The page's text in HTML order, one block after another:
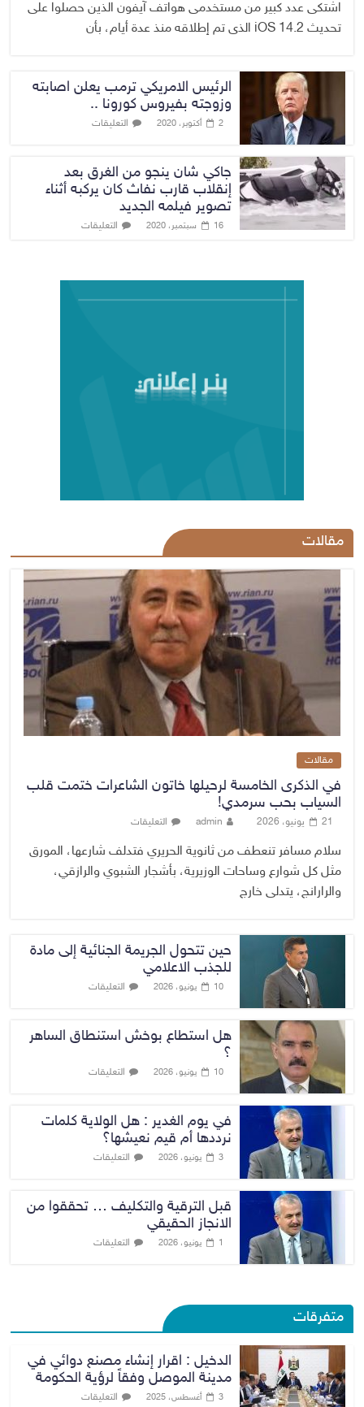
اشتكى عدد كبير من مستخدمى هواتف آيفون الذين حصلوا على
تحديث iOS 14.2 الذى تم إطلاقه منذ عدة أيام، بأن
الرئيس الامريكي ترمب يعلن اصابته
وزوجته بفيروس كورونا ..
2 أكتوبر، 2020 التعليقات
جاكي شان ينجو من الغرق بعد
إنقلاب قارب نفاث كان يركبه أثناء
تصوير فيلمه الجديد
16 سبتمبر، 2020 التعليقات
مقالات
مقالات
في الذكرى الخامسة لرحيلها خاتون الشاعرات ختمت قلب
السياب بحب سرمدي!
21 يونيو، 2026 admin التعليقات
سلام مسافر تنعطف من ثانوية الحريري فتدلف شارعها، المورق
مثل كل شوارع وساحات الوزيرية، بأشجار الشبوي والرازقي،
والرارانج، يتدلى خارج
حين تتحول الجريمة الجنائية إلى مادة
للجذب الاعلامي
10 يونيو، 2026 التعليقات
هل استطاع بوخش استنطاق الساهر
؟
10 يونيو، 2026 التعليقات
في يوم الغدير : هل الولاية كلمات
نرددها أم قيم نعيشها؟
3 يونيو، 2026 التعليقات
قبل الترقية والتكليف … تحققوا من
الانجاز الحقيقي
1 يونيو، 2026 التعليقات
متفرقات
الدخيل : اقرار إنشاء مصنع دوائي في
مدينة الموصل وفقاً لرؤية الحكومة
3 أغسطس، 2025 التعليقات